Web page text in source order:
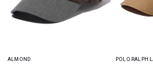
ALMOND POLO RALPH